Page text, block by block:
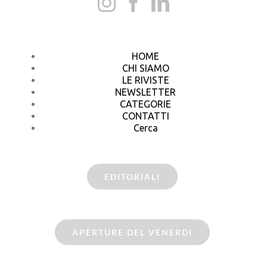
HOME
CHI SIAMO
LE RIVISTE
NEWSLETTER
CATEGORIE
CONTATTI
Cerca
EDITORIALI
APERTURE DEL VENERDI